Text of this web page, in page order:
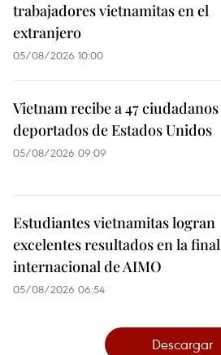
trabajadores vietnamitas en el
extranjero
05/08/2026 10:00
Vietnam recibe a 47 ciudadanos
deportados de Estados Unidos
05/08/2026 09:09
Estudiantes vietnamitas logran
excelentes resultados en la final
internacional de AIMO
05/08/2026 06:54
Descargar